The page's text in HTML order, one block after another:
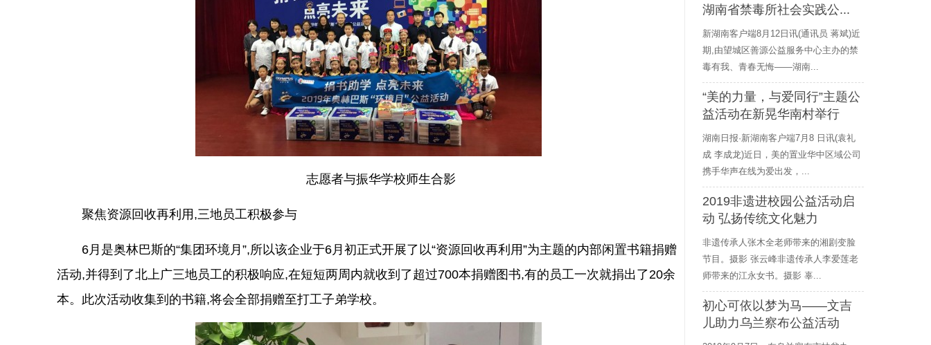
志愿者与振华学校师生合影
聚焦资源回收再利用,三地员工积极参与
6月是奥林巴斯的“集团环境月”,所以该企业于6月初正式开展了以“资源回收再利用”为主题的内部闲置书籍捐赠
活动,并得到了北上广三地员工的积极响应,在短短两周内就收到了超过700本捐赠图书,有的员工一次就捐出了20余
本。此次活动收集到的书籍,将会全部捐赠至打工子弟学校。
湖南省禁毒所社会实践公...
新湖南客户端8月12日讯(通讯员 蒋斌)近
期,由望城区善源公益服务中心主办的禁
毒有我、青春无悔——湖南...
“美的力量，与爱同行”主题公
益活动在新晃华南村举行
湖南日报·新湖南客户端7月8 日讯(袁礼
成 李成龙)近日，美的置业华中区域公司
携手华声在线为爱出发，...
2019非遗进校园公益活动启
动 弘扬传统文化魅力
非遗传承人张木全老师带来的湘剧变脸
节目。摄影 张云峰非遗传承人李爱莲老
师带来的江永女书。摄影 辜...
初心可依以梦为马——文吉
儿助力乌兰察布公益活动